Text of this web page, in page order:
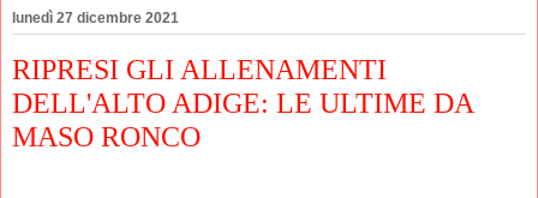
lunedì 27 dicembre 2021
RIPRESI GLI ALLENAMENTI
DELL'ALTO ADIGE: LE ULTIME DA
MASO RONCO